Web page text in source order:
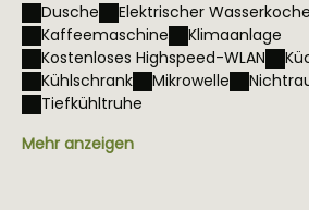
Dusche Elektrischer
Kaffeemaschine
Klimaanlage
Kostenloses Highspeed-WLAN
Kühlschrank
Mikrowelle
Tiefkühltruhe
Mehr anzeigen